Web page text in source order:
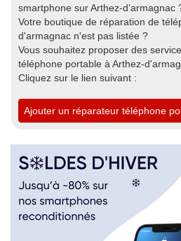
smartphone sur Arthez-d'armagnac
Votre boutique de réparation de
d'armagnac n'est pas listée ?
Vous souhaitez proposer des
téléphone portable à Arthez-
Cliquez sur le lien suivant :
Ajouter un réparateur téléphone